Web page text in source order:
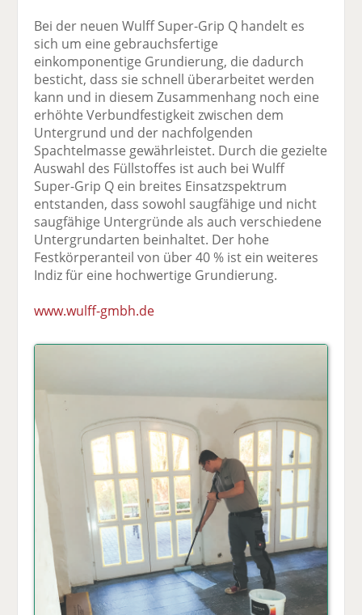
Bei der neuen Wulff Super-Grip Q handelt es
sich um eine gebrauchsfertige
einkomponentige Grundierung, die dadurch
besticht, dass sie schnell überarbeitet werden
kann und in diesem Zusammenhang noch eine
erhöhte Verbundfestigkeit zwischen dem
Untergrund und der nachfolgenden
Spachtelmasse gewährleistet. Durch die gezielte
Auswahl des Füllstoffes ist auch bei Wulff
Super-Grip Q ein breites Einsatzspektrum
entstanden, dass sowohl saugfähige und nicht
saugfähige Untergründe als auch verschiedene
Untergrundarten beinhaltet. Der hohe
Festkörperanteil von über 40 % ist ein weiteres
Indiz für eine hochwertige Grundierung.
www.wulff-gmbh.de